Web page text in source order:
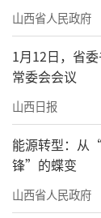
山西省人民政府
1月12日，省
常委会会议
山西日报
能源转型：
锋”的蝶变
山西省人民政府